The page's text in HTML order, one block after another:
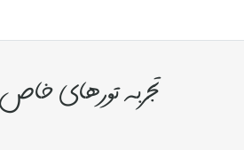
تجربه تورهای خاص